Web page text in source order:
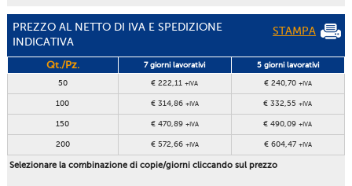
PREZZO AL NETTO DI IVA E SPEDIZIONE
INDICATIVA
STAMPA
Qt./Pz. 7 giorni lavorativi 5 giorni lavorativi
50 € 222,11+IVA € 240,70 +IVA
100 € 314,86 +IVA € 332,55+IVA
150 € 470,89 +IVA € 490,09+IVA
200 € 572,66 +IVA € 604,47 +IVA
Selezionare la combinazione di copie/giorni cliccando sul prezzo